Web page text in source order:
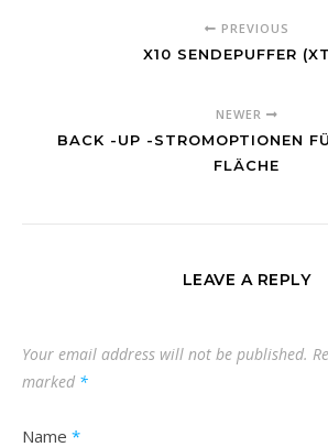
PREVIOUS
X10 SENDEPUFFER
NEWER
BACK -UP -STROMOPTIONEN
FLÄCHE
LEAVE A REPLY
Your email address will not be published.
marked *
Name *